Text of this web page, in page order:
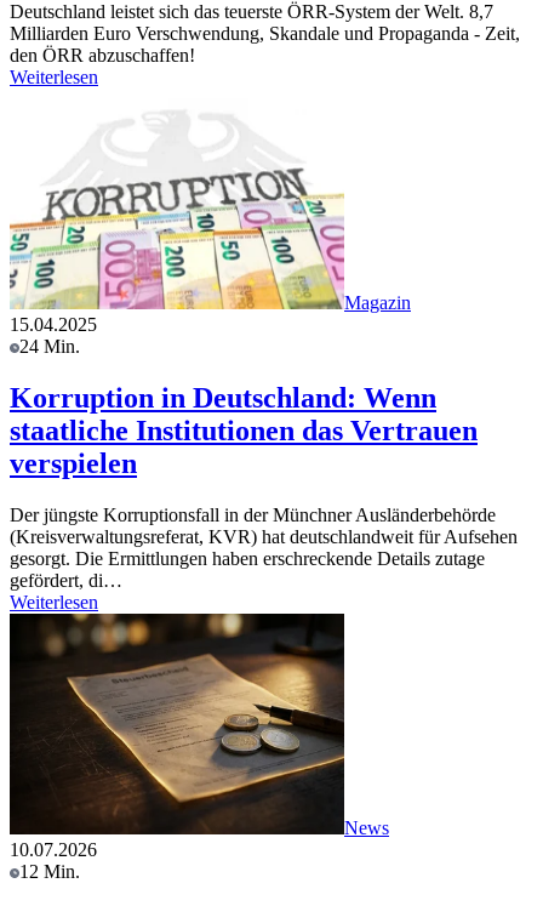
Deutschland leistet sich das teuerste ÖRR-System der Welt. 8,7
Milliarden Euro Verschwendung, Skandale und Propaganda - Zeit,
den ÖRR abzuschaffen!
Weiterlesen
Magazin
15.04.2025
24 Min.
Korruption in Deutschland: Wenn
staatliche Institutionen das Vertrauen
verspielen
Der jüngste Korruptionsfall in der Münchner Ausländerbehörde
(Kreisverwaltungsreferat, KVR) hat deutschlandweit für Aufsehen
gesorgt. Die Ermittlungen haben erschreckende Details zutage
gefördert, di…
Weiterlesen
News
10.07.2026
12 Min.